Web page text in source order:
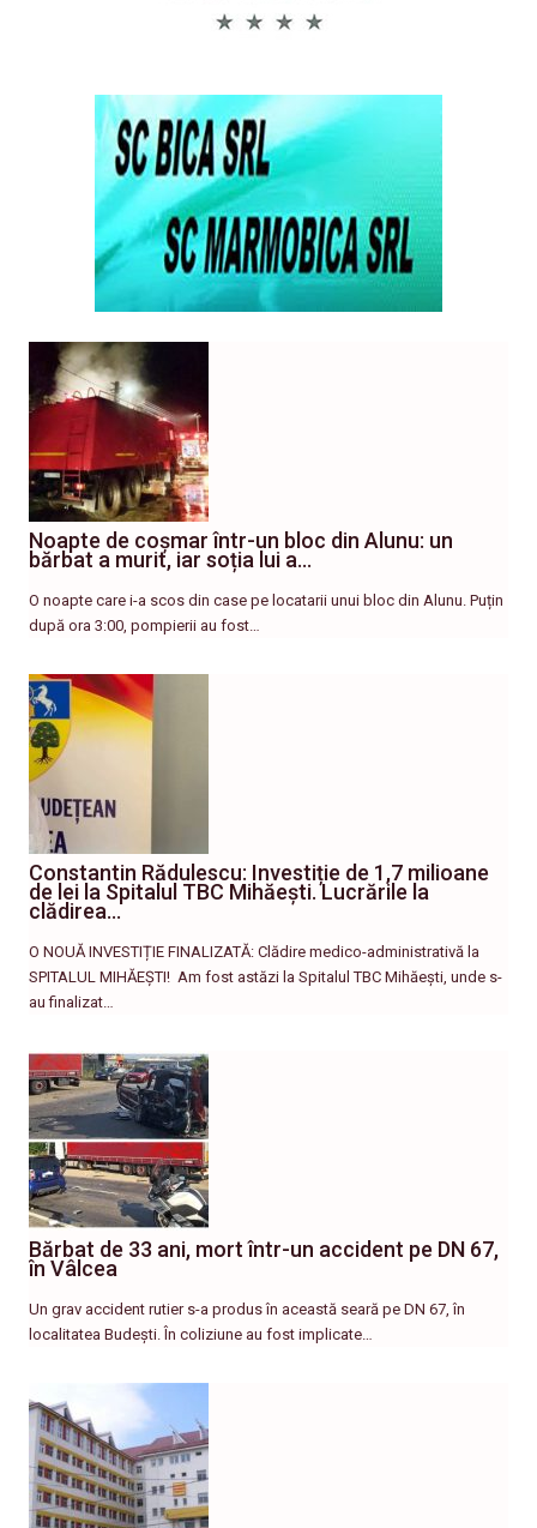
Noapte de coșmar într-un bloc din Alunu: un
bărbat a murit, iar soția lui a…
O noapte care i-a scos din case pe locatarii unui bloc din Alunu. Puțin
după ora 3:00, pompierii au fost…
Constantin Rădulescu: Investiție de 1,7 milioane
de lei la Spitalul TBC Mihăești. Lucrările la
clădirea…
O NOUĂ INVESTIȚIE FINALIZATĂ: Clădire medico-administrativă la
SPITALUL MIHĂEȘTI! ​ Am fost astăzi la Spitalul TBC Mihăești, unde s-
au finalizat…
Bărbat de 33 ani, mort într-un accident pe DN 67,
în Vâlcea
Un grav accident rutier s-a produs în această seară pe DN 67, în
localitatea Budești. În coliziune au fost implicate…